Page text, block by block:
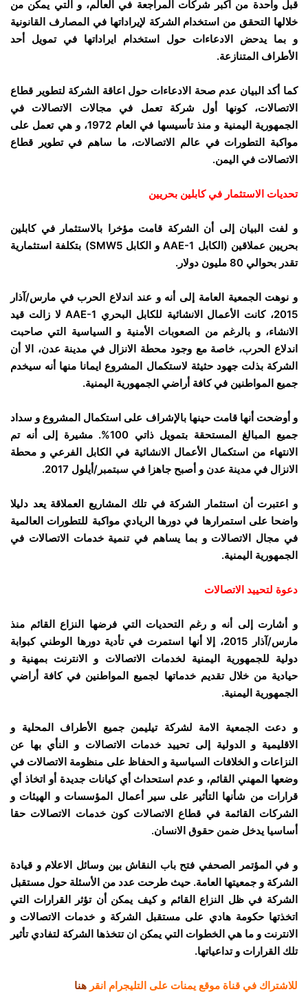
قبل واحدة من أكبر شركات المراجعة في العالم، و التي يمكن من
خلالها التحقق من استخدام الشركة لإيراداتها في المصارف القانونية
و بما يدحض الادعاءات حول استخدام ايراداتها في تمويل أحد
الأطراف المتنازعة.
كما أكد البيان عدم صحة الادعاءات حول اعاقة الشركة لتطوير قطاع
الاتصالات، كونها أول شركة تعمل في مجالات الاتصالات في
الجمهورية اليمنية و منذ تأسيسها في العام 1972، و هي تعمل على
مواكبة التطورات في عالم الاتصالات، ما ساهم في تطوير قطاع
الاتصالات في اليمن.
تحديات الاستثمار في كابلين بحريين
و لفت البيان إلى أن الشركة قامت مؤخرا بالاستثمار في كابلين
بحريين عملاقين (الكابل AAE-1و الكابلSMW5) بتكلفة استثمارية
تقدر بحوالي 80 مليون دولار.
و نوهت الجمعية العامة إلى أنه و عند اندلاع الحرب في مارس/آذار
2015، كانت الأعمال الانشائية للكابل البحري
AAE-1لا زالت قيد
الانشاء، و بالرغم من الصعوبات الأمنية و السياسية التي صاحبت
اندلاع الحرب، خاصة مع وجود محطة الانزال في مدينة عدن، الا أن
الشركة بذلت جهود حثيثة لاستكمال المشروع ايمانا منها أنه سيخدم
جميع المواطنين في كافة أراضي الجمهورية اليمنية.
و أوضحت أنها قامت حينها بالإشراف على استكمال المشروع و سداد
جميع المبالغ المستحقة بتمويل ذاتي 100%. مشيرة إلى أنه تم
الانتهاء من استكمال الأعمال الانشائية في الكابل الفرعي و محطة
الانزال في مدينة عدن و أصبح جاهزا في سبتمبر/أيلول 2017.
و اعتبرت أن استثمار الشركة في تلك المشاريع العملاقة يعد دليلا
واضحا على استمرارها في دورها الريادي مواكبة للتطورات العالمية
في مجال الاتصالات و بما يساهم في تنمية خدمات الاتصالات في
الجمهورية اليمنية.
دعوة لتحييد الاتصالات
و أشارت إلى أنه و رغم التحديات التي فرضها النزاع القائم منذ
مارس/آذار 2015، إلا أنها استمرت في تأدية دورها الوطني كبوابة
دولية للجمهورية اليمنية لخدمات الاتصالات و الانترنت بمهنية و
حيادية من خلال تقديم خدماتها لجميع المواطنين في كافة أراضي
الجمهورية اليمنية.
و دعت الجمعية الامة لشركة تيليمن جميع الأطراف المحلية و
الاقليمية و الدولية إلى تحييد خدمات الاتصالات و النأي بها عن
النزاعات و الخلافات السياسية و الحفاظ على منظومة الاتصالات في
وضعها المهني القائم، و عدم استحداث أي كيانات جديدة أو اتخاذ أي
قرارات من شأنها التأثير على سير أعمال المؤسسات و الهيئات و
الشركات القائمة في قطاع الاتصالات كون خدمات الاتصالات حقا
أساسيا يدخل ضمن حقوق الانسان.
و في المؤتمر الصحفي فتح باب النقاش بين وسائل الاعلام و قيادة
الشركة و جمعيتها العامة. حيث طرحت عدد من الأسئلة حول مستقبل
الشركة في ظل النزاع القائم و كيف يمكن أن تؤثر القرارات التي
اتخذتها حكومة هادي على مستقبل الشركة و خدمات الاتصالات و
الانترنت و ما هي الخطوات التي يمكن ان تتخذها الشركة لتفادي تأثير
تلك القرارات و تداعياتها.
للاشتراك في قناة موقع يمنات على التليجرام انقر هنا